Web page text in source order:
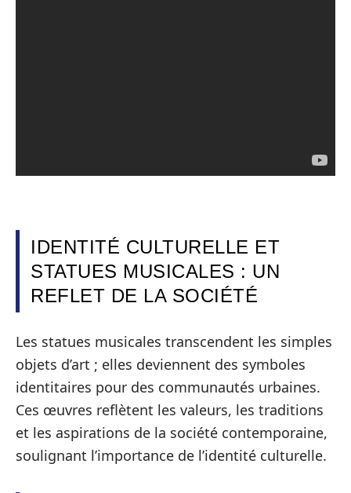
IDENTITÉ CULTURELLE ET
STATUES MUSICALES : UN
REFLET DE LA SOCIÉTÉ
Les statues musicales transcendent les simples
objets d’art ; elles deviennent des symboles
identitaires pour des communautés urbaines.
Ces œuvres reflètent les valeurs, les traditions
et les aspirations de la société contemporaine,
soulignant l’importance de l’identité culturelle.